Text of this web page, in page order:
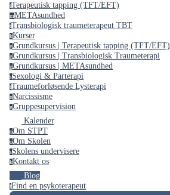
tTerapeutisk tapping (TFT/EFT)
mMETAsundhed
tTransbiologisk traumeterapeut TBT
kKurser
gGrundkursus | Terapeutisk tapping (TFT/EFT)
gGrundkursus | Transbiologisk Traumeterapi
gGrundkursus | METAsundhed
sSexologi & Parterapi
tTraumeforløsende Lysterapi
nNarcissisme
gGruppesupervision
Kalender
oOm STPT
oOm Skolen
sSkolens undervisere
kKontakt os
Blog
fFind en psykoterapeut